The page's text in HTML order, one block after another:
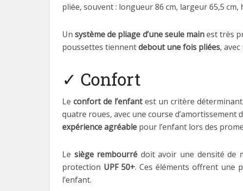
pliée, souvent : longueur 86 cm, largeur 65,5
Unsystème de pliage d’une seule mainest très
poussettes tiennentdebout une fois pliées,
✓ Confort
Le confort de l’enfantest un critère
quatre roues, avec une course
expérience agréable pour l’enfant lors des
Le siège rembourré doit avoir une densité de
protection UPF 50+. Ces éléments offrent une
l’enfant.